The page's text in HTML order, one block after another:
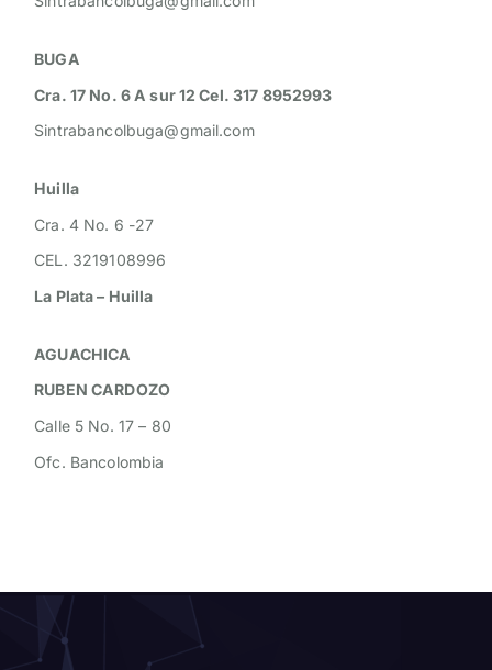
BUGA
Cra. 17 No. 6 A sur 12 Cel. 317 8952993
Sintrabancolbuga@gmail.com
Huilla
Cra. 4 No. 6 -27
CEL. 3219108996
La Plata – Huilla
AGUACHICA
RUBEN CARDOZO
Calle 5 No. 17 – 80
Ofc. Bancolombia